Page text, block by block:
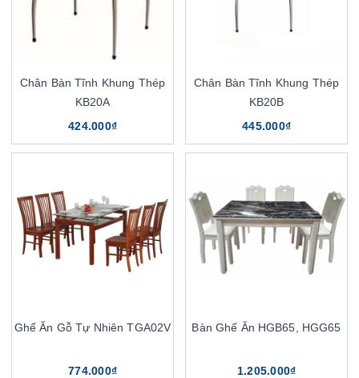
Chân Bàn Tĩnh Khung Thép
KB20A
424.000₫
Chân Bàn Tĩnh Khung Thép
KB20B
445.000₫
Ghế Ăn Gỗ Tự Nhiên TGA02V
774.000₫
Bàn Ghế Ăn HGB65, HGG65
1.205.000₫